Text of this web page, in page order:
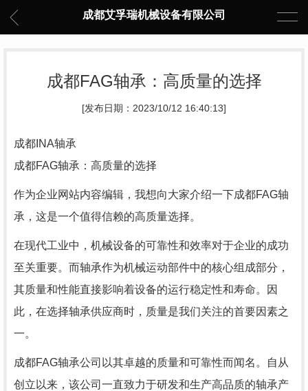
成都艾孚瑞机械设备有限公司
成都FAG轴承：高质量的选择
[发布日期：2023/10/12 16:40:13]
成都INA轴承
成都FAG轴承：高质量的选择
作为企业网站内容编辑，我想向大家介绍一下成都FAG轴
承，这是一个值得信赖的高质量选择。
在现代工业中，机械设备的可靠性和效率对于企业的成功
至关重要。而轴承作为机械运动部件中的核心组成部分，
其质量和性能直接影响着设备的运行稳定性和寿命。因
此，在选择轴承供应商时，质量是我们关注的首要因素之
一。
成都FAG轴承公司以其卓越的质量和可靠性而闻名。自从
创立以来，该公司一直致力于研发和生产高品质的轴承产